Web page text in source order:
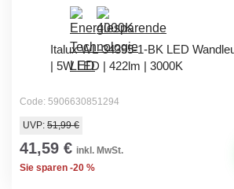
Italux WL-34395-1-BK LED
| 5W LED | 422lm | 3000K
Code: 5906630851294
UVP: 51,99 €
41,59 € inkl. MwSt.
Sie sparen -20 %